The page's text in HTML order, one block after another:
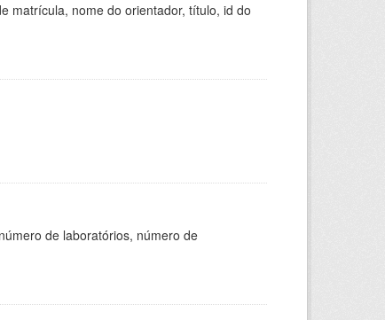
matrícula, nome do orientador, título, id do
de laboratórios, número de